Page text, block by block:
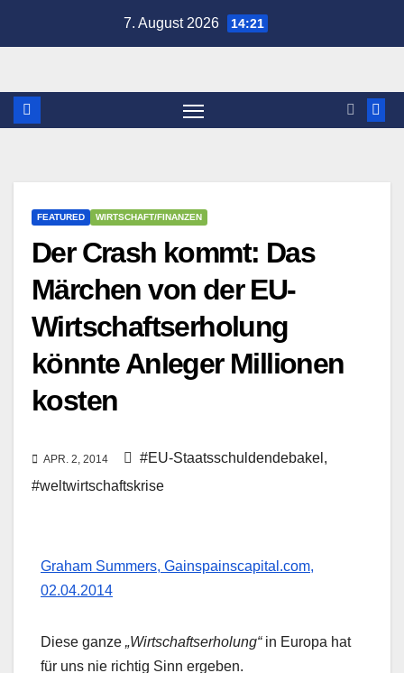
7. August 2026 14:21
FEATURED WIRTSCHAFT/FINANZEN
Der Crash kommt: Das
Märchen von der EU-
Wirtschaftserholung
könnte Anleger Millionen
kosten
APR. 2, 2014 #EU-Staatsschuldendebakel ,
#weltwirtschaftskrise
Graham Summers, Gainspainscapital.com,
02.04.2014
Diese ganze „Wirtschaftserholung“in Europa hat
für uns nie richtig Sinn ergeben.